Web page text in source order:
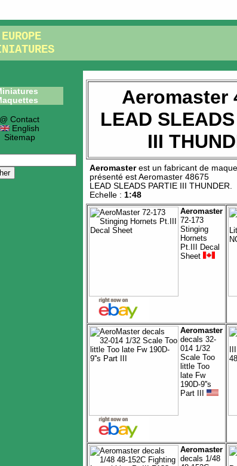
EUROPE
@ Contact
English
Sitemap
Aeromaster
LEAD
III
Aeromasterest un fabricant de
présenté estAeromaster 48675
LEAD SLEADS PARTIE III THUNDER
Echelle : 1:48
Aeromaster
72-173
Stinging
Hornets
Pt.III Decal
Sheet
Aeromaster
decals 32-
014 1/32
Scale Too
little Too
late Fw
190D-9''s
Part III
Aeromaster
decals 1/48